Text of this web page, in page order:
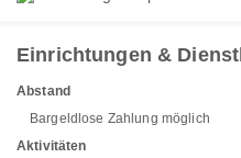
Einrichtungen &
Abstand
Bargeldlose Zahlung möglich
Aktivitäten